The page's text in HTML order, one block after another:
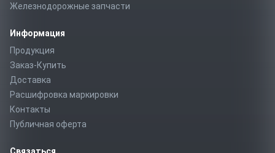
Железнодорожные запчасти
Информация
Продукция
Заказ-Купить
Доставка
Расшифровка маркировки
Контакты
Публичная оферта
Связаться